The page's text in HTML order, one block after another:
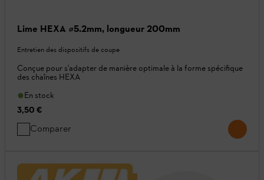
Lime HEXA ⌀5.2mm, longueur 200mm
Entretien des dispositifs de coupe
Conçue pour s'adapter de manière optimale à la forme spécifique
des chaînes HEXA
En stock
3,50 €
Comparer